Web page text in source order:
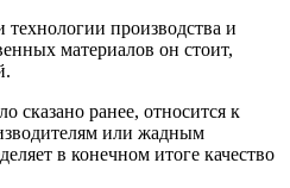
производства и
материалов он стоит,
сказано ранее, относится к
или жадным
в конечном итоге качество